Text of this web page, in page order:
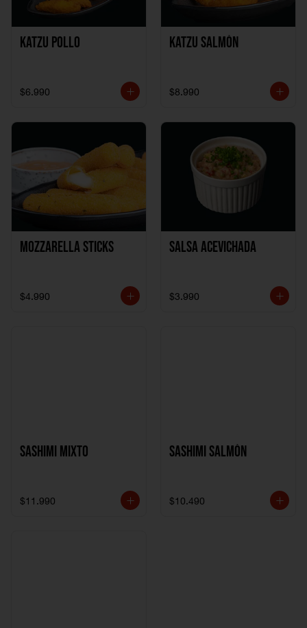
Katzu Pollo
$6.990
Katzu Salmón
$8.990
Mozzarella Sticks
$4.990
Salsa Acevichada
$3.990
Sashimi Mixto
$11.990
Sashimi Salmón
$10.490